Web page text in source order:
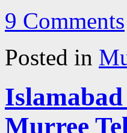
9 Comments
Posted in
Murree